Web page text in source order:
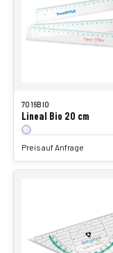
7016BIO
Lineal Bio 20 cm
Preis auf Anfrage